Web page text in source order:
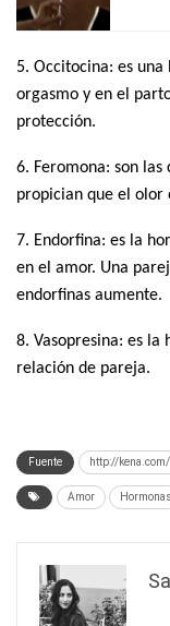
5. Occitocina: es
orgasmo y en el
protección.
6. Feromona: son las
propician que el olor
7. Endorfina: es la
en el amor. Una
endorfinas aumente.
8. Vasopresina: es la
relación de pareja.
Fuente http://
Amor Hormonas